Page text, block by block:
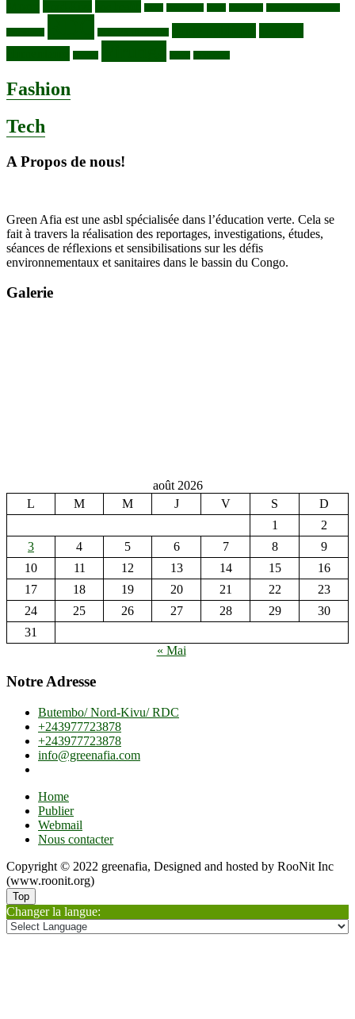
Fashion
Tech
A Propos de nous!
Green Afia est une asbl spécialisée dans l’éducation verte. Cela se
fait à travers la réalisation des reportages, investigations, études,
séances de réflexions et sensibilisations sur les défis
environnementaux et sanitaires dans le bassin du Congo.
Galerie
août 2026
L
M M J V S
D
1
2
3
4 5 6 7 8
9
10
11 12 13 14 15
16
17
18 19 20 21 22
23
24
25 26 27 28 29
30
31
« Mai
Notre Adresse
Butembo/ Nord-Kivu/ RDC
+243977723878
+243977723878
info@greenafia.com
Home
Publier
Webmail
Nous contacter
Copyright © 2022 greenafia, Designed and hosted by RooNit Inc
(www.roonit.org)
Top
Changer la langue: